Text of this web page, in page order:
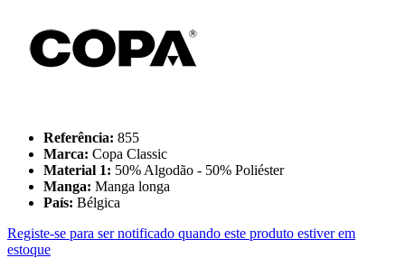
Referência: 855
Marca: Copa Classic
Material 1: 50% Algodão - 50% Poliéster
Manga: Manga longa
País: Bélgica
Registe-se para ser notificado quando este produto estiver em
estoque